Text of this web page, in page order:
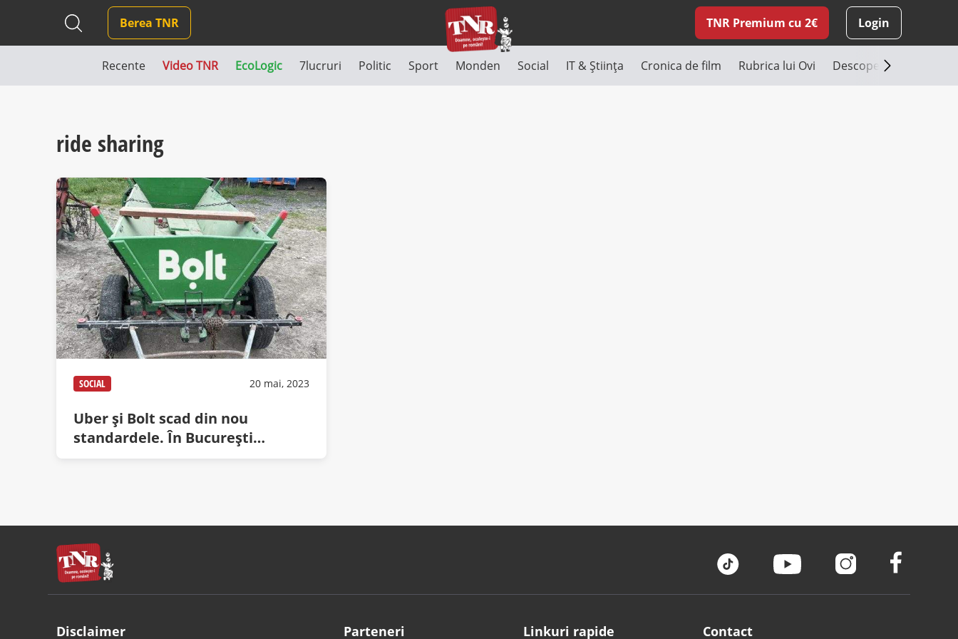
Berea TNR TNR Premium cu 2€ Login
Recente Video TNR EcoLogic 7lucruri Politic Sport Monden Social IT & Știința Cronica de film Rubrica lui Ovi Descoperă România
ride sharing
SOCIAL 20 mai, 2023
Uber şi Bolt scad din nou
standardele. În Bucureşti
acceptă deja şi căruţe
Disclaimer Parteneri Linkuri rapide Contact